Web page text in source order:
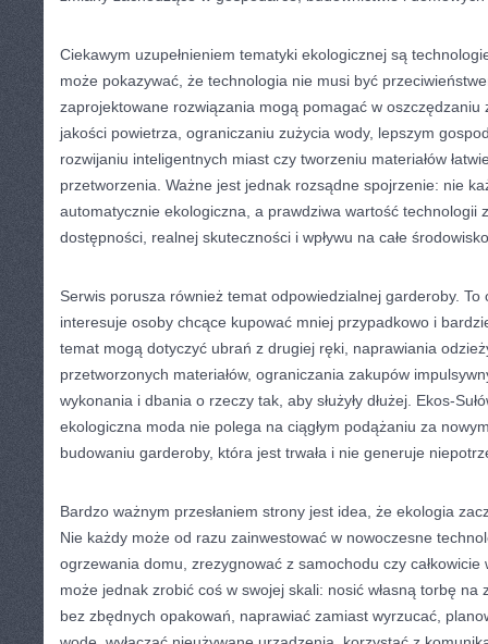
Ciekawym uzupełnieniem tematyki ekologicznej są
może pokazywać, że technologia nie musi być
zaprojektowane rozwiązania mogą pomagać w oszczędzaniu
jakości powietrza, ograniczaniu zużycia wody, lepszym
rozwijaniu inteligentnych miast czy tworzeniu materiałów
przetworzenia. Ważne jest jednak rozsądne spojrzenie: nie
automatycznie ekologiczna, a prawdziwa wartość technologii
dostępności, realnej skuteczności i wpływu na całe
Serwis porusza również temat odpowiedzialnej garderoby. To
interesuje osoby chcące kupować mniej przypadkowo i
temat mogą dotyczyć ubrań z drugiej ręki, naprawiania
przetworzonych materiałów, ograniczania zakupów
wykonania i dbania o rzeczy tak, aby służyły dłużej. Ekos-
ekologiczna moda nie polega na ciągłym podążaniu za
budowaniu garderoby, która jest trwała i nie generuje
Bardzo ważnym przesłaniem strony jest idea, że ekologia
Nie każdy może od razu zainwestować w nowoczesne
ogrzewania domu, zrezygnować z samochodu czy
może jednak zrobić coś w swojej skali: nosić własną torbę na
bez zbędnych opakowań, naprawiać zamiast wyrzucać,